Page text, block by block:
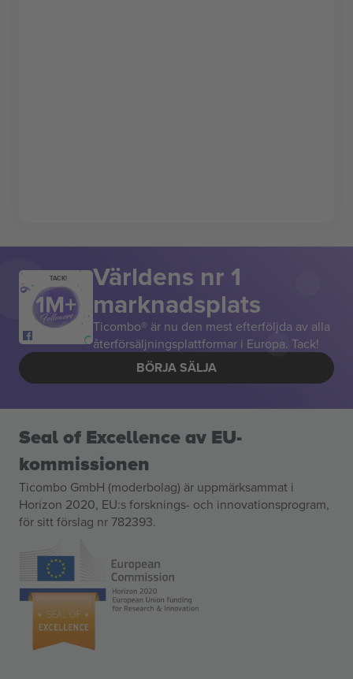
TACK! Världens nr 1
marknadsplats
Ticombo® är nu den mest efterföljda av alla
återförsäljningsplattformar i Europa. Tack!
BÖRJA SÄLJA
Seal of Excellence av EU-
kommissionen
Ticombo GmbH (moderbolag) är uppmärksammat i
Horizon 2020, EU:s forsknings- och innovationsprogram,
för sitt förslag nr 782393.